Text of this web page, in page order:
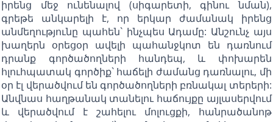
իրենց մեջ ունենալով (սիգարետի, գինու նման),
գրեթե անկարելի է, որ երկար ժամանակ իրենց
անմեղությունը պահեն` ինչպես Ադամը: Անշունչ այս
խաղերն օրեցօր ավելի պահանջկոտ են դառնում
դրանք գործածողների հանդեպ, և փոխարեն
հլուհպատակ գործիք` հաճելի ժամանց դառնալու, մի
օր էլ վերածվում են գործածողների բռնակալ տերերի:
Անվնաս հաղթանակ տանելու հաճույքը այլասերվում
և վերածվում է շահելու մոլուցքի, հանրածանոթ